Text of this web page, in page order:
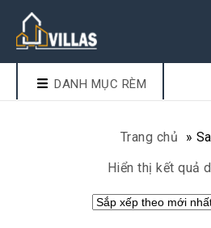
DANH MỤC RÈM
Trang chủ »
Hiển thị kết quả